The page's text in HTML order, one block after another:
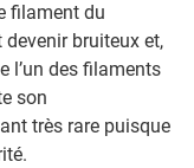
filament du
devenir bruiteux et,
l’un des filaments
son
très rare puisque